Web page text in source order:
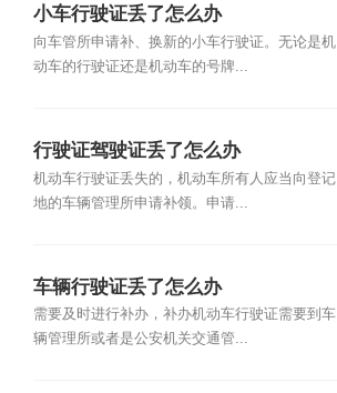
小车行驶证丢了怎么办
向车管所申请补、换新的小车行驶证。无论是机
动车的行驶证还是机动车的号牌...
行驶证驾驶证丢了怎么办
机动车行驶证丢失的，机动车所有人应当向登记
地的车辆管理所申请补领。申请...
车辆行驶证丢了怎么办
需要及时进行补办，补办机动车行驶证需要到车
辆管理所或者是公安机关交通管...